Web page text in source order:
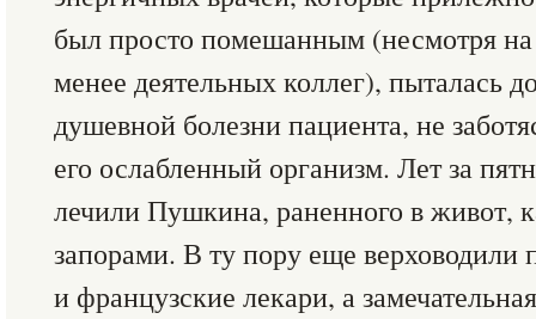
был просто помешанным (несмотря
менее деятельных коллег), пыталась
душевной болезни пациента, не
его ослабленный организм. Лет за
лечили Пушкина, раненного в живот,
запорами. В ту пору еще верховодили
и французские лекари, а